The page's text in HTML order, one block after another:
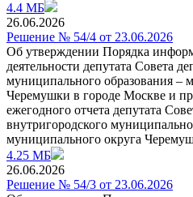
4.4 МБ
26.06.2026
Решение № 54/4 от 23.06.2026
Об утверждении Порядка
деятельности депутата Совета
муниципального образования –
Черемушки в городе Москве и
ежегодного отчета депутата
внутригородского
муниципального округа
4.25 МБ
26.06.2026
Решение № 54/3 от 23.06.2026